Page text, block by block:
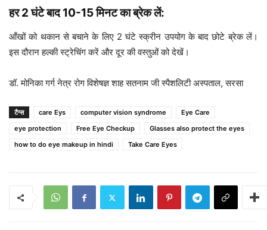
हर 2 घंटे बाद 10-15 मिनट का ब्रेक लें:
आँखों को थकान से बचाने के लिए 2 घंटे स्क्रीन उपयोग के बाद छोटे ब्रेक लें।
इस दौरान हल्की स्ट्रेचिंग करें और दूर की वस्तुओं को देखें।
डॉ. मोनिका गर्ग नेत्र रोग विशेषज्ञ शाह सतनाम जी स्पैशलिटी अस्पताल, सरसा
टैग्स care Eys computer vision syndrome
Eye Care
eye protection
Free Eye Checkup
Glasses also protect the eyes
how to do eye makeup in hindi
Take Care Eyes